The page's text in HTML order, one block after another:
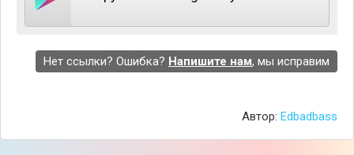
понадобится синхронизировать ваш джойстик с
программой, что происходит практически
настройки. Пользоваться можно как
Нет ссылки? Ошибка? Напишите нам, мы исправим
Автор: Edbadbass